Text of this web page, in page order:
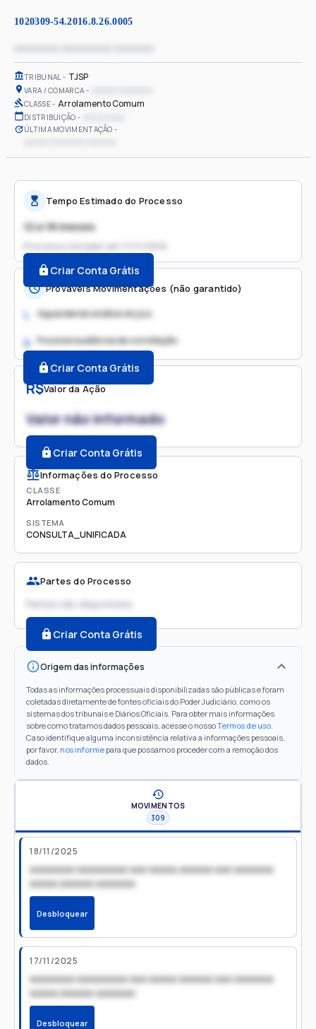
1020309-54.2016.8.26.0005
TRIBUNAL TJSP
VARA / COMARCA
CLASSE Arrolamento Comum
DISTRIBUIÇÃO
ÚLTIMA MOVIMENTAÇÃO
R$Valor da Ação
Valor não informado
Criar Conta Grátis
Informações do Processo
CLASSE
Arrolamento Comum
SISTEMA
CONSULTA_UNIFICADA
Partes do Processo
Partes não disponíveis
Criar Conta Grátis
Origem das informações
Todas as informações processuais disponibilizadas são públicas e foram
coletadas diretamente de fontes oficiais do Poder Judiciário, como os
sistemas dos tribunais e Diários Oficiais. Para obter mais informações
sobre como tratamos dados pessoais, acesse o nossoTermos de uso.
Caso identifique alguma inconsistência relativa a informações pessoais,
por favor, nos informe para que possamos proceder com a remoção dos
dados.
Tempo Estimado do Processo
12 a 18 meses
Processo iniciado em
Criar Conta Grátis
Prováveis Movimentações (não garantido)
1. Aguardando análise do juiz
2. Possível audiência de conciliação
Criar Conta Grátis
MOVIMENTOS
309
18/11/2025
xxxxxxxx xxxxxxxxx xxx xxxxx xxxxxx xxx xxxxxxx
xxxxx xxxxxx xxxxxxx
Desbloquear
17/11/2025
xxxxxxxx xxxxxxxxx xxx xxxxx xxxxxx xxx xxxxxxx
xxxxx xxxxxx xxxxxxx
Desbloquear